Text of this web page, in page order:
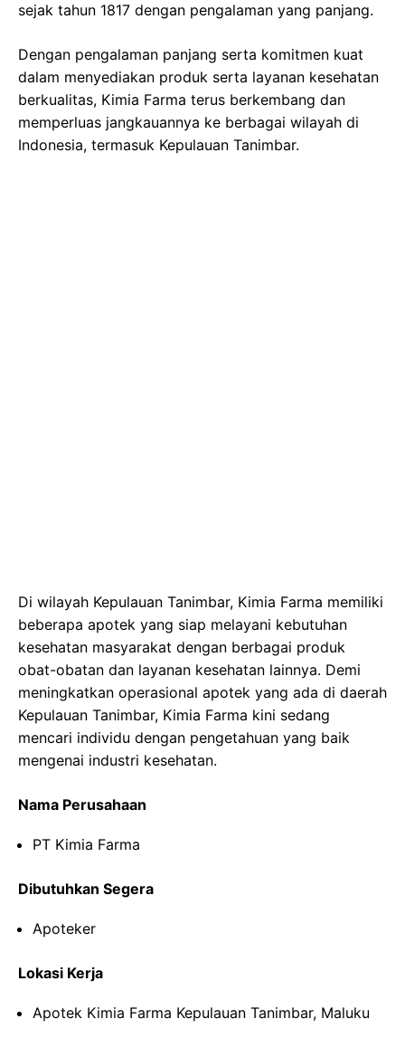
sejak tahun 1817 dengan pengalaman yang panjang.
Dengan pengalaman panjang serta komitmen kuat
dalam menyediakan produk serta layanan kesehatan
berkualitas, Kimia Farma terus berkembang dan
memperluas jangkauannya ke berbagai wilayah di
Indonesia, termasuk Kepulauan Tanimbar.
Di wilayah Kepulauan Tanimbar, Kimia Farma memiliki
beberapa apotek yang siap melayani kebutuhan
kesehatan masyarakat dengan berbagai produk
obat-obatan dan layanan kesehatan lainnya. Demi
meningkatkan operasional apotek yang ada di daerah
Kepulauan Tanimbar, Kimia Farma kini sedang
mencari individu dengan pengetahuan yang baik
mengenai industri kesehatan.
Nama Perusahaan
PT Kimia Farma
Dibutuhkan Segera
Apoteker
Lokasi Kerja
Apotek Kimia Farma Kepulauan Tanimbar, Maluku